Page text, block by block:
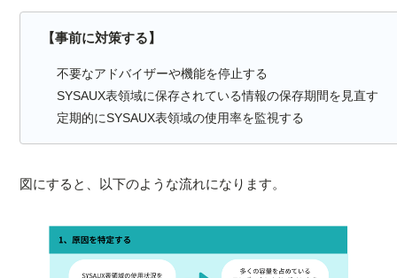
【事前に対策する】
不要なアドバイザーや機能を停止する
SYSAUX表領域に保存されている情報の保存期間を見直す
定期的にSYSAUX表領域の使用率を監視する
図にすると、以下のような流れになります。